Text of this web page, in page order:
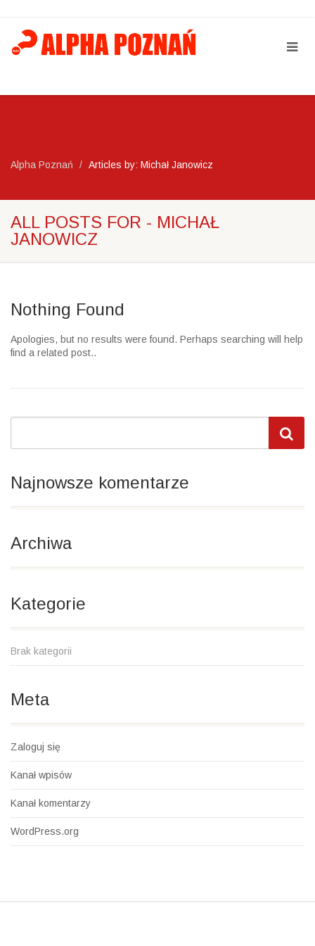
Alpha Poznań Articles by: Michał Janowicz
ALL POSTS FOR - MICHAŁ
JANOWICZ
Nothing Found
Apologies, but no results were found. Perhaps searching will help
find a related post..
Najnowsze komentarze
Archiwa
Kategorie
Brak kategorii
Meta
Zaloguj się
Kanał wpisów
Kanał komentarzy
WordPress.org